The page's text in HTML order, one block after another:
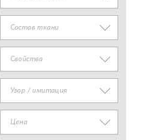
Состав ткани
Свойства
Узор / имитация
Цена